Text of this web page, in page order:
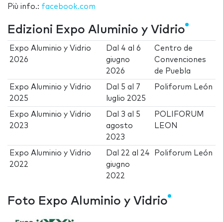
Più info.: facebook.com
Edizioni Expo Aluminio y Vidrio
Expo Aluminio y Vidrio
2026
Dal 4 al6
giugno
2026
Centro de
Convenciones
de Puebla
Expo Aluminio y Vidrio
2025
Dal 5 al
7
luglio 2025
Poliforum León
Expo Aluminio y Vidrio
2023
Dal 3 al 5
agosto
2023
POLIFORUM
LEON
Expo Aluminio y Vidrio
2022
Dal 22 al 24
giugno
2022
Poliforum León
Foto Expo Aluminio y Vidrio